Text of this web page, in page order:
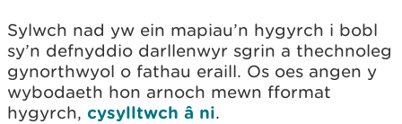
Sylwch nad yw ein mapiau’n hygyrch i bobl
sy’n defnyddio darllenwyr sgrin a thechnoleg
gynorthwyol o fathau eraill. Os oes angen y
wybodaeth hon arnoch mewn fformat
hygyrch, cysylltwch â ni.